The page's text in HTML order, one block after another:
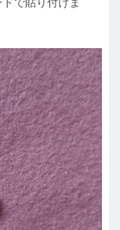
で貼り付けま